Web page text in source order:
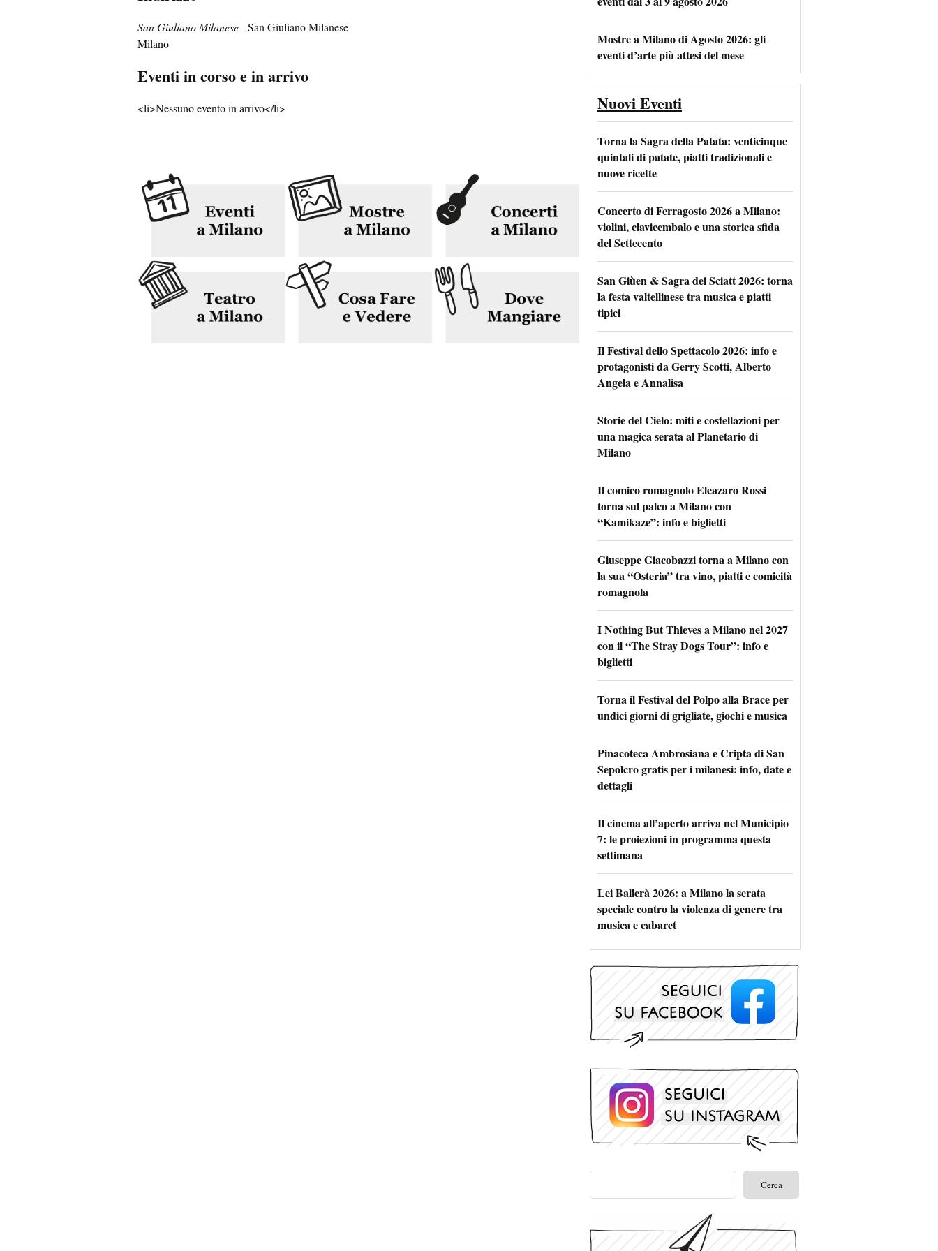
San Giuliano Milanese- San Giuliano Milanese
Milano
Eventi in corso e in arrivo
<li>Nessuno evento in arrivo</li>
Mostre a Milano di Agosto 2026: gli
eventi d’arte più attesi del mese
Nuovi Eventi
Torna la Sagra della Patata: venticinque
quintali di patate, piatti tradizionali e
nuove ricette
Concerto di Ferragosto 2026 a Milano:
violini, clavicembalo e una storica sfida
del Settecento
San Giùen & Sagra dei Sciatt 2026: torna
la festa valtellinese tra musica e piatti
tipici
Il Festival dello Spettacolo 2026: info e
protagonisti da Gerry Scotti, Alberto
Angela e Annalisa
Storie del Cielo: miti e costellazioni per
una magica serata al Planetario di
Milano
Il comico romagnolo Eleazaro Rossi
torna sul palco a Milano con
“Kamikaze”: info e biglietti
Giuseppe Giacobazzi torna a Milano con
la sua “Osteria” tra vino, piatti e comicità
romagnola
I Nothing But Thieves a Milano nel 2027
con il “The Stray Dogs Tour”: info e
biglietti
Torna il Festival del Polpo alla Brace per
undici giorni di grigliate, giochi e musica
Pinacoteca Ambrosiana e Cripta di San
Sepolcro gratis per i milanesi: info, date e
dettagli
Il cinema all’aperto arriva nel Municipio
7: le proiezioni in programma questa
settimana
Lei Ballerà 2026: a Milano la serata
speciale contro la violenza di genere tra
musica e cabaret